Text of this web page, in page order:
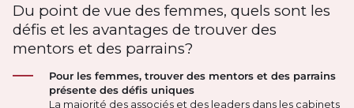
Du point de vue des femmes, quels sont les
défis et les avantages de trouver des
mentors et des parrains?
Pour les femmes, trouver des mentors et des parrains
présente des défis uniques
La majorité des associés et des leaders dans les cabinets